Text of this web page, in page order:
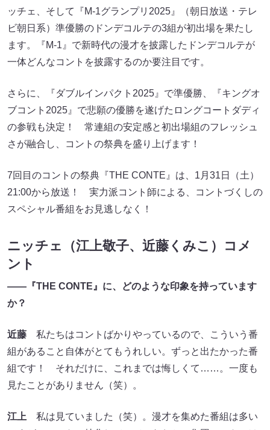
ッチェ、そして『M-1グランプリ2025』（朝日放送・テレ
ビ朝日系）準優勝のドンデコルテの3組が初出場を果たし
ます。『M-1』で新時代の漫才を披露したドンデコルテが
一体どんなコントを披露するのか要注目です。
さらに、『ダブルインパクト2025』で準優勝、『キングオ
ブコント2025』で悲願の優勝を遂げたロングコートダディ
の参戦も決定！ 常連組の安定感と初出場組のフレッシュ
さが融合し、コントの祭典を盛り上げます！
7回目のコントの祭典『THE CONTE』は、1月31日（土）
21:00から放送！ 実力派コント師による、コントづくしの
スペシャル番組をお見逃しなく！
ニッチェ（江上敬子、近藤くみこ）コメ
ント
――『THE CONTE』に、どのような印象を持っています
か？
近藤 私たちはコントばかりやっているので、こういう番
組があること自体がとてもうれしい。ずっと出たかった番
組です！ それだけに、これまでは悔しくて……。一度も
見たことがありません（笑）。
江上 私は見ていました（笑）。漫才を集めた番組は多い